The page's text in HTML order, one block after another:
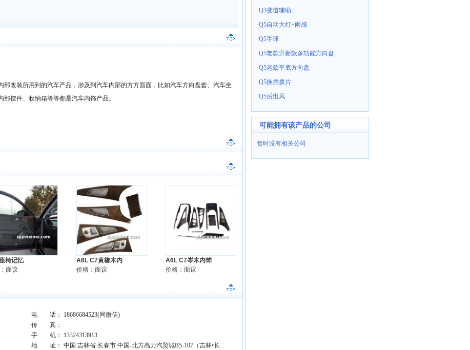
部改装所用到的汽车产品，涉及到汽车内部的方方面面，比如汽车方向盘套、汽车坐
摆件、收纳箱等等都是汽车内饰产品。
椅记忆
面议
A6L C7黄橡木内
价格：面议
A6L C7岑木内饰
价格：面议
电 话： 18686684523(同微信)
传 真：
手 机： 13324313913
地 址： 中国 吉林省 长春市 中国-北方高力汽贸城B5-107（吉林•长
·Q3变道辅助
·Q5自动大灯+雨感
·Q5手球
·Q5老款升新款多功能方向盘
·Q5老款平底方向盘
·Q5换挡拨片
·Q5后出风
可能拥有该产品的公司
暂时没有相关公司